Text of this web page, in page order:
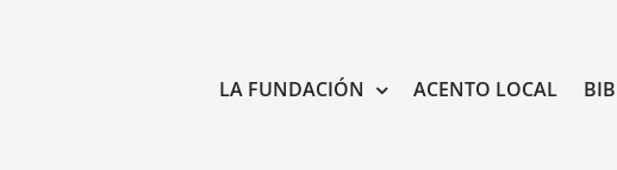
LA FUNDACIÓN ACENTO LOCAL